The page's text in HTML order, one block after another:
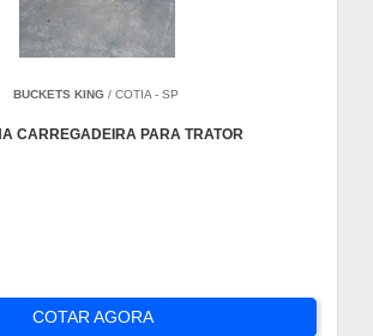
BUCKETS KING / COTIA - SP
CARREGADEIRA PARA TRATOR
COTAR AGORA